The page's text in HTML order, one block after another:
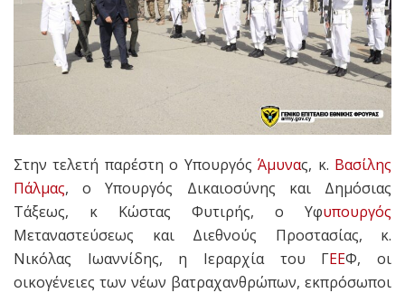
Στην τελετή παρέστη ο ΥπουργόςΆμυνας, κ. Βασίλης
Πάλμας, o Υπουργός Δικαιοσύνης και Δημόσιας
Τάξεως, κ Κώστας Φυτιρής, ο Υφυπουργός
Μεταναστεύσεως και Διεθνούς Προστασίας, κ.
Νικόλας Ιωαννίδης, η Ιεραρχία του ΓΕΕΦ, οι
οικογένειες των νέων βατραχανθρώπων, εκπρόσωποι